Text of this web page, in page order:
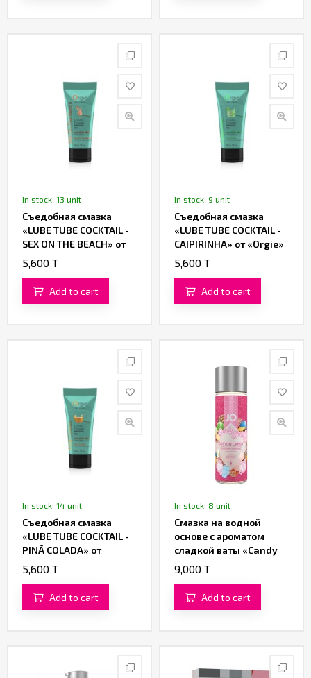
In stock: 13 unit
Съедобная смазка
«LUBE TUBE COCKTAIL -
SEX ON THE BEACH» от
«Orgie»
5,600 T
Add to cart
In stock: 9 unit
Съедобная смазка
«LUBE TUBE COCKTAIL -
CAIPIRINHA» от «Orgie»
5,600 T
Add to cart
In stock: 14 unit
Съедобная смазка
«LUBE TUBE COCKTAIL -
PINÃ COLADA» от
«Orgie»
5,600 T
Add to cart
In stock: 8 unit
Смазка на водной
основе с ароматом
сладкой ваты «Candy
Shop Cotton Candy» от
«System JO» - 60 ML
9,000 T
Add to cart